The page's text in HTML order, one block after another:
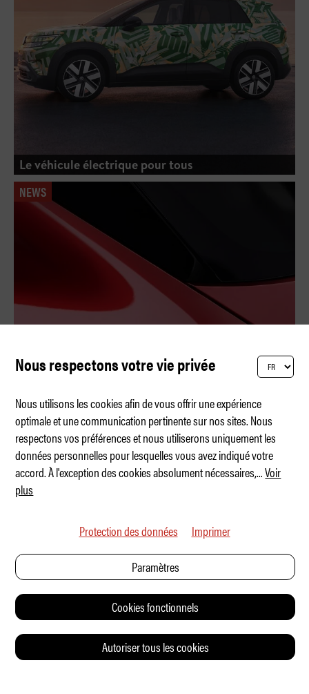
Le véhicule électrique pour tous
NEWS
Premier aperçu du SUV d’Alfa Romeo
Nous respectons votre vie privée
Nous utilisons les cookies afin de vous offrir une expérience
optimale et une communication pertinente sur nos sites. Nous
respectons vos préférences et nous utiliserons uniquement les
données personnelles pour lesquelles vous avez indiqué votre
accord. À l'exception des cookies absolument nécessaires,...Voir
plus
Protection des données Imprimer
Paramètres
Cookies fonctionnels
Autoriser tous les cookies